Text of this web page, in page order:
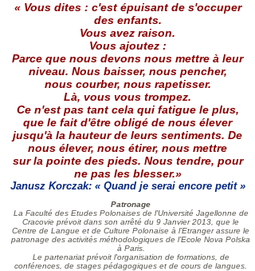
« Vous dites : c'est épuisant de s'occuper
des enfants.
Vous avez raison.
Vous ajoutez :
Parce que nous devons nous mettre à leur
niveau. Nous baisser, nous pencher,
nous courber, nous rapetisser.
Là, vous vous trompez.
Ce n'est pas tant cela qui fatigue le plus,
que le fait d'être obligé de nous élever
jusqu'à la hauteur de leurs sentiments. De
nous élever, nous étirer, nous mettre
sur la pointe des pieds. Nous tendre, pour
ne pas les blesser.»
Janusz Korczak: « Quand je serai encore petit »
Patronage
La Faculté des Etudes Polonaises de l'Université Jagellonne de
Cracovie prévoit dans son arrêté du 9 Janvier 2013, que le
Centre de Langue et de Culture Polonaise à l’Etranger assure le
patronage des activités méthodologiques de l’Ecole Nova Polska
à Paris.
Le partenariat prévoit l'organisation de formations, de
conférences, de stages pédagogiques et de cours de langues.